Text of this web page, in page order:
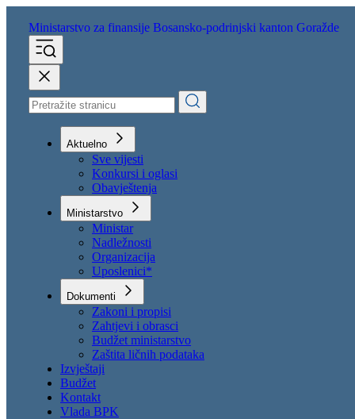
Ministarstvo za finansije
Aktuelno
Sve vijesti
Konkursi i oglasi
Obavještenja
Ministarstvo
Ministar
Nadležnosti
Organizacija
Uposlenici*
Dokumenti
Zakoni i propisi
Zahtjevi i obrasci
Budžet ministarstvo
Zaštita ličnih podataka
Izvještaji